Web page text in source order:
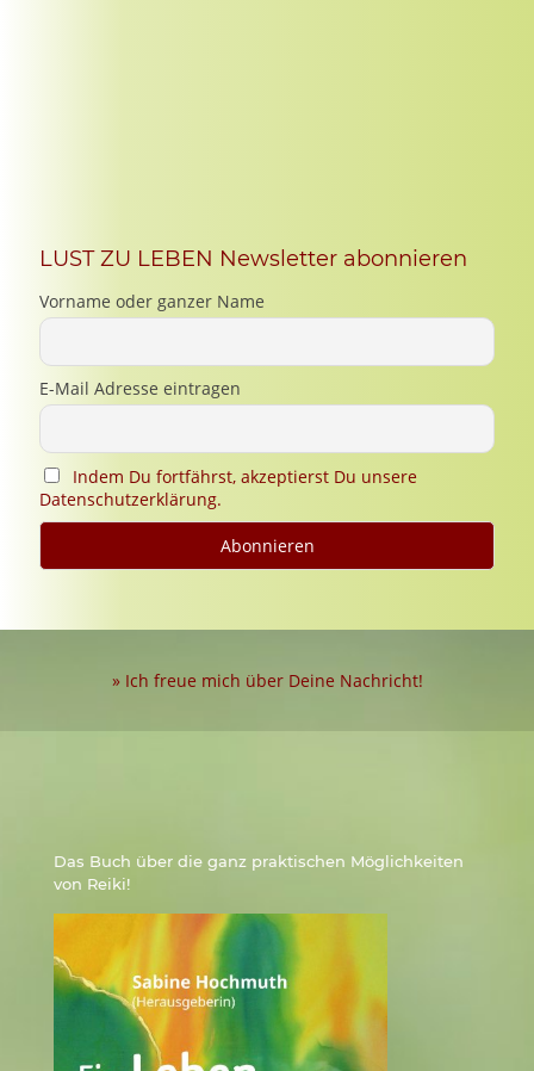
LUST ZU LEBEN Newsletter abonnieren
Vorname oder ganzer Name
E-Mail Adresse eintragen
Indem Du fortfährst, akzeptierst Du unsere
Datenschutzerklärung.
» Ich freue mich über Deine Nachricht!
Das Buch über die ganz praktischen Möglichkeiten
von Reiki!